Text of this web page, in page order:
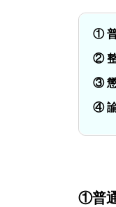
①
②
③ 懲
④ 諭
①普